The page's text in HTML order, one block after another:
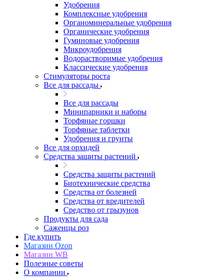
Удобрения
Комплексные удобрения
Органоминеральные удобрения
Органические удобрения
Гуминовые удобрения
Микроудобрения
Водорастворимые удобрения
Классические удобрения
Стимуляторы роста
Все для рассады
Все для рассады
Минипарники и наборы
Торфяные горшки
Торфяные таблетки
Удобрения и грунты
Все для орхидей
Средства защиты растений
Средства защиты растений
Биотехнические средства
Средства от болезней
Средства от вредителей
Средство от грызунов
Продукты для сада
Саженцы роз
Где купить
Магазин Ozon
Магазин WB
Полезные советы
О компании